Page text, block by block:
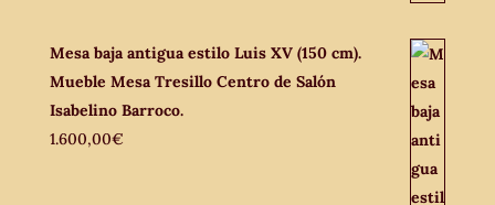
Mesa baja antigua estilo Luis XV (150 cm).
Mueble Mesa Tresillo Centro de Salón
Isabelino Barroco.
1.600,00€